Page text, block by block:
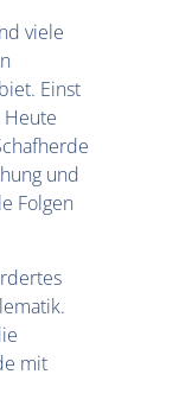
viele
Einst
und
Folgen
mit